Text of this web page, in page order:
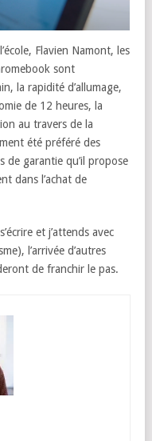
Flavien Namont, les
sont
la rapidité d’allumage,
de 12 heures, la
au travers de la
été préféré des
de garantie qu’il propose
dans l’achat de
et j’attends avec
l’arrivée d’autres
de franchir le pas.